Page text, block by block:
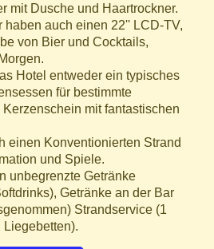
mit Dusche und Haartrockner.
haben auch einen 22'' LCD-TV,
von Bier und Cocktails,
Hotel entweder ein typisches
für bestimmte
mit fantastischen
einen Konventionierten Strand
und Spiele.
unbegrenzte Getränke
Getränke an der Bar
Strandservice (1